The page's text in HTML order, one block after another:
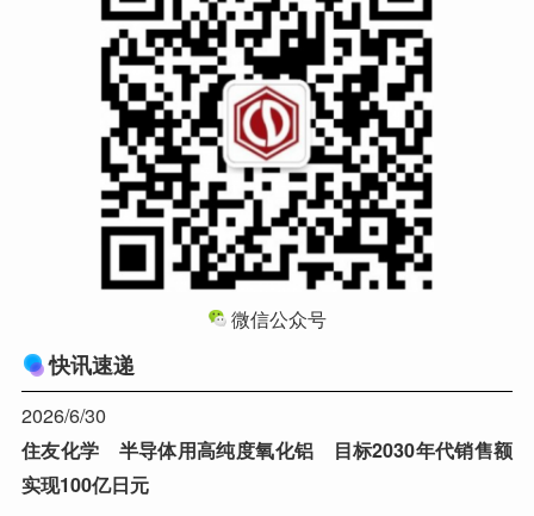
微信公众号
快讯速递
2026/6/30
住友化学 半导体用高纯度氧化铝 目标2030年代销售额
实现100亿日元